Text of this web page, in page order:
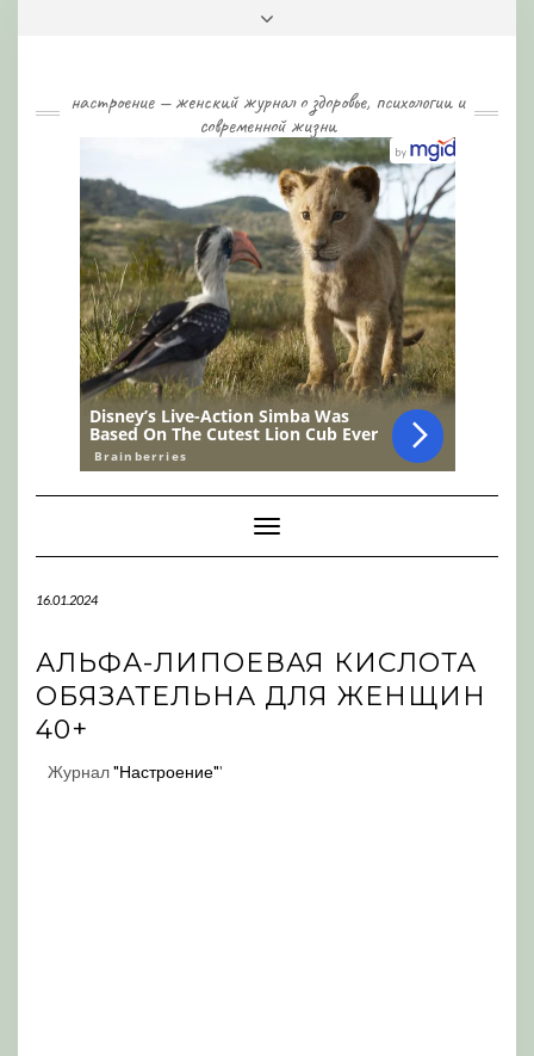
настроение — женский журнал о здоровье, психологии и
современной жизни
Toggle
Navigation
16.01.2024
АЛЬФА-ЛИПОЕВАЯ КИСЛОТА
ОБЯЗАТЕЛЬНА ДЛЯ ЖЕНЩИН
40+
Журнал"Настроение"'